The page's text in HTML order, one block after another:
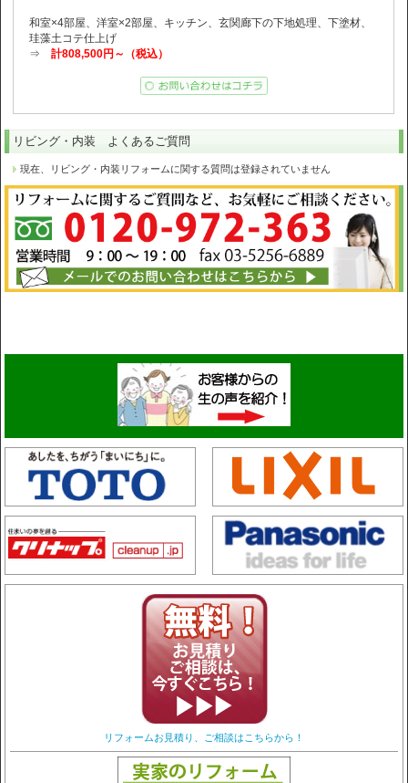
和室×4部屋、洋室×2部屋、キッチン、玄関廊下の下地処理、下塗材、
珪藻土コテ仕上げ
⇒ 計808,500円～（税込）
リビング・内装 よくあるご質問
現在、リビング・内装リフォームに関する質問は登録されていません
リフォームお見積り、ご相談はこちらから！